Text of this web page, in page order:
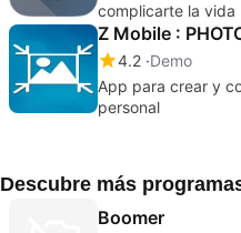
complicarte la vida
Z Mobile :
4.2 Demo
App para crear y
personal
Descubre más
Boomer